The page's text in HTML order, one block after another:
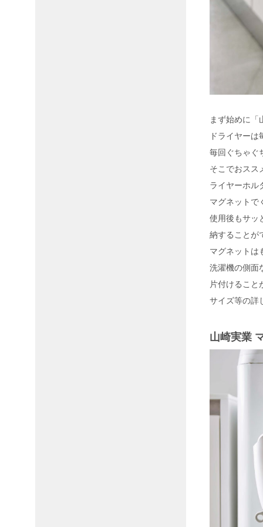
まず始めに「
ドライヤー
毎回ぐちゃぐ
そこでおスス
ライヤーホル
マグネットで
使用後もサッ
納することが
マグネットは
洗濯機の側面
片付けること
サイズ等の詳
山崎実業